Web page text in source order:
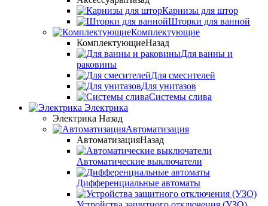
Карнизы для штор
Шторки для ванной
Комплектующие
КомплектующиеНазад
Для ванны и
раковины
Для смесителей
Для унитазов
Системы слива
Электрика
Электрика Назад
Автоматизация
АвтоматизацияНазад
Автоматические выключатели
Дифференциальные автоматы